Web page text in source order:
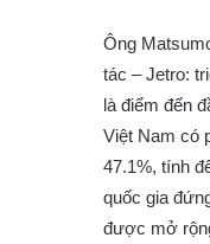
Ông
tác – Jetro:
là điểm đến
Việt Nam có
47.1%, tính
quốc gia
được mở